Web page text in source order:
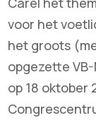
voor het
het groots
opgezette VB-
op 18 oktober